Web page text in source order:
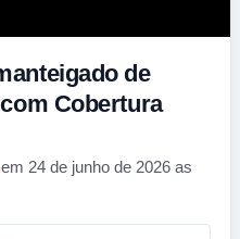
de
Cobertura
24 de junho de 2026 as